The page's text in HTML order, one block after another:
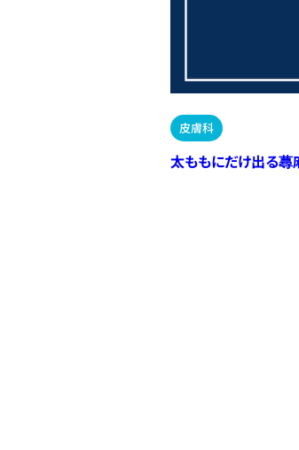
皮膚科
太ももにだけ出る蕁